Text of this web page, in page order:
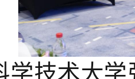
学技术大